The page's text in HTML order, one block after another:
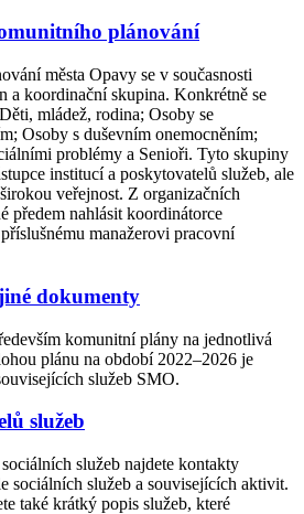
plánování
města Opavy se v současnosti
a koordinační skupina. Konkrétně se
mládež, rodina; Osoby se
Osoby s duševním onemocněním;
problémy a Senioři. Tyto skupiny
institucí a poskytovatelů služeb, ale
veřejnost. Z organizačních
předem nahlásit koordinátorce
manažerovi pracovní
dokumenty
komunitní plány na jednotlivá
plánu na období 2022–2026 je
služeb SMO.
služeb
služeb najdete kontakty
sociálních služeb a souvisejících aktivit.
také krátký popis služeb, které